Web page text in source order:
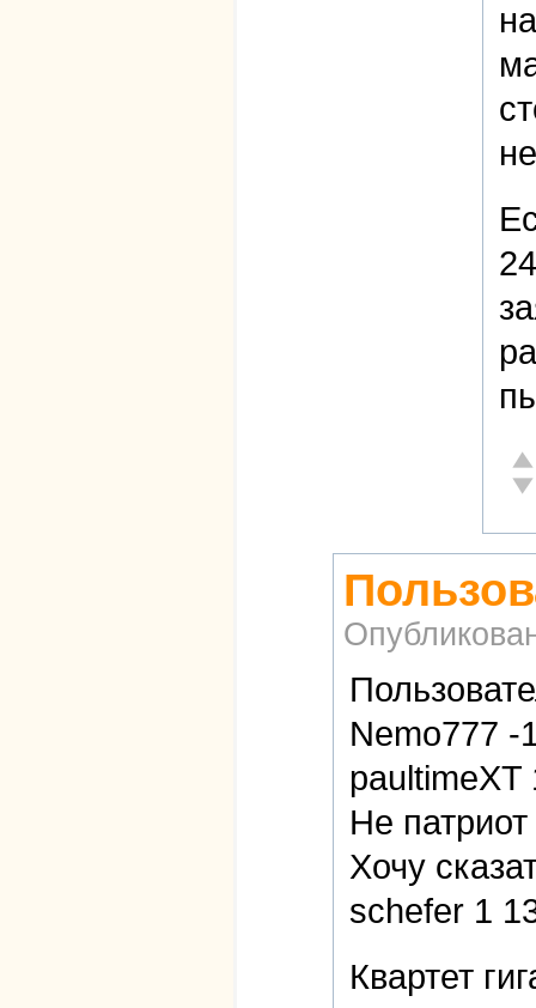
Nemo777 -
paultimeXT
Не
Хочу
schefer 1
Квартет